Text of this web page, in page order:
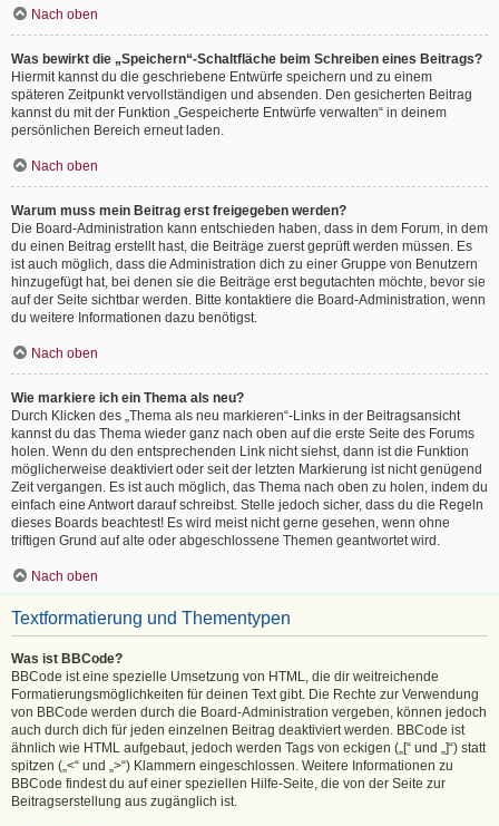
Nach oben
Was bewirkt die „Speichern“-Schaltfläche beim Schreiben eines Beitrags?
Hiermit kannst du die geschriebene Entwürfe speichern und zu einem
späteren Zeitpunkt vervollständigen und absenden. Den gesicherten Beitrag
kannst du mit der Funktion „Gespeicherte Entwürfe verwalten“ in deinem
persönlichen Bereich erneut laden.
Nach oben
Warum muss mein Beitrag erst freigegeben werden?
Die Board-Administration kann entschieden haben, dass in dem Forum, in dem
du einen Beitrag erstellt hast, die Beiträge zuerst geprüft werden müssen. Es
ist auch möglich, dass die Administration dich zu einer Gruppe von Benutzern
hinzugefügt hat, bei denen sie die Beiträge erst begutachten möchte, bevor sie
auf der Seite sichtbar werden. Bitte kontaktiere die Board-Administration, wenn
du weitere Informationen dazu benötigst.
Nach oben
Wie markiere ich ein Thema als neu?
Durch Klicken des „Thema als neu markieren“-Links in der Beitragsansicht
kannst du das Thema wieder ganz nach oben auf die erste Seite des Forums
holen. Wenn du den entsprechenden Link nicht siehst, dann ist die Funktion
möglicherweise deaktiviert oder seit der letzten Markierung ist nicht genügend
Zeit vergangen. Es ist auch möglich, das Thema nach oben zu holen, indem du
einfach eine Antwort darauf schreibst. Stelle jedoch sicher, dass du die Regeln
dieses Boards beachtest! Es wird meist nicht gerne gesehen, wenn ohne
triftigen Grund auf alte oder abgeschlossene Themen geantwortet wird.
Nach oben
Textformatierung und Thementypen
Was ist BBCode?
BBCode ist eine spezielle Umsetzung von HTML, die dir weitreichende
Formatierungsmöglichkeiten für deinen Text gibt. Die Rechte zur Verwendung
von BBCode werden durch die Board-Administration vergeben, können jedoch
auch durch dich für jeden einzelnen Beitrag deaktiviert werden. BBCode ist
ähnlich wie HTML aufgebaut, jedoch werden Tags von eckigen („[“ und „]“) statt
spitzen („<“ und „>“) Klammern eingeschlossen. Weitere Informationen zu
BBCode findest du auf einer speziellen Hilfe-Seite, die von der Seite zur
Beitragserstellung aus zugänglich ist.